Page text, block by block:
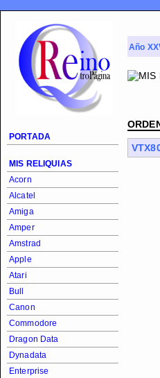
PORTADA
MIS RELIQUIAS
Acorn
Alcatel
Amiga
Amper
Amstrad
Apple
Atari
Bull
Canon
Commodore
Dragon Data
Dynadata
Enterprise
Año